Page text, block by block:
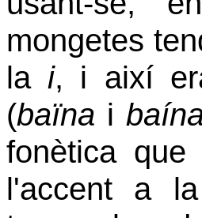
mongetes
la i, i així
(baïna i
fonètica
l'accent a